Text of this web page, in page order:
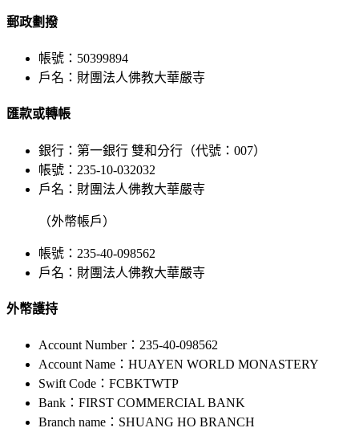
郵政劃撥
帳號：50399894
戶名：財團法人佛教大華嚴寺
匯款或轉帳
銀行：第一銀行 雙和分行（代號：007）
帳號：235-10-032032
戶名：財團法人佛教大華嚴寺
（外幣帳戶）
帳號：235-40-098562
戶名：財團法人佛教大華嚴寺
外幣護持
Account Number：235-40-098562
Account Name：HUAYEN WORLD MONASTERY
Swift Code：FCBKTWTP
Bank：FIRST COMMERCIAL BANK
Branch name：SHUANG HO BRANCH